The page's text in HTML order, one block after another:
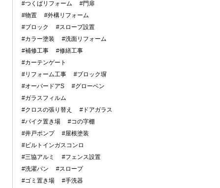
#つくばリフォーム
#門扉
#物置
#外構リフォーム
#ブロック
#スロープ設置
#カラー塗装
#洗面リフォーム
#補修工事
#修繕工事
#カーテンゲート
#リフォーム工事
#ブロック塀
#オーバードアS
#グローベン
#ガラスフィルム
#クロスの張り替え
#ドアガラス
#バイク置き場
#コの字棚
#井戸ポンプ
#屋根塗装
#ビルトインガスコンロ
#三協アルミ
#フェンス設置
#洗濯パン
#スロープ
#ゴミ置き場
#手洗器